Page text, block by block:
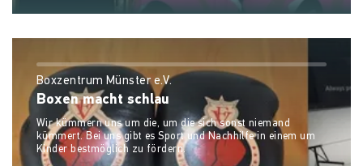
Boxzentrum Münster e.V.
Boxen macht schlau
Wir kümmern uns um die, um die sich sonst niemand
kümmert. Bei uns gibt es Sport und Nachhilfe in einem um
Kinder bestmöglich zu fördern.